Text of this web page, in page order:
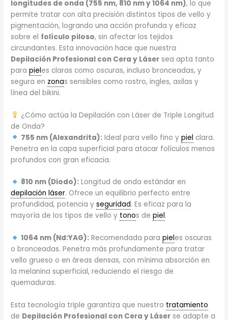
longitudes de onda (755 nm, 810 nm y 1064 nm), lo que
permite tratar con alta precisión distintos tipos de vello y
pigmentación, logrando una acción profunda y eficaz
sobre el folículo piloso, sin afectar los tejidos
circundantes. Esta innovación hace que nuestra
Depilación Profesional con Cera y Láser sea apta tanto
parapieles claras como oscuras, incluso bronceadas, y
segura en zonas sensibles como rostro, ingles, axilas y
línea del bikini.
¿Cómo actúa la Depilación con Láser de Triple Longitud
de Onda?
755 nm (Alexandrita):Ideal para vello fino y piel clara.
Penetra en la capa superficial para atacar folículos menos
profundos con gran eficacia.
810 nm (Diodo):Longitud de onda estándar en
depilación láser. Ofrece un equilibrio perfecto entre
profundidad, potencia yseguridad. Es eficaz para la
mayoría de los tipos de vello y tonos depiel.
1064 nm (Nd:YAG):Recomendada para pieles oscuras
o bronceadas. Penetra más profundamente para tratar
vello grueso o en áreas densas, con mínima absorción en
la melanina superficial, reduciendo el riesgo de
quemaduras.
Esta tecnología triple garantiza que nuestro tratamiento
de Depilación Profesional con Cera y Láser se adapte a